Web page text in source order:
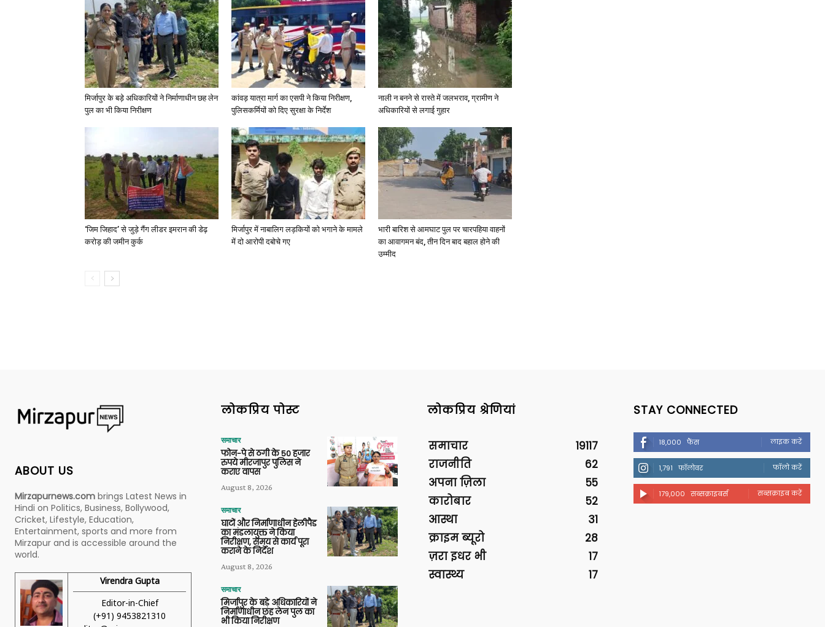
मिर्जापुर के बड़े अधिकारियों ने निर्माणाधीन छह लेन
पुल का भी किया निरीक्षण
कांवड़ यात्रा मार्ग का एसपी ने किया निरीक्षण,
पुलिसकर्मियों को दिए सुरक्षा के निर्देश
नाली न बनने से रास्ते में जलभराव, ग्रामीण ने
अधिकारियों से लगाई गुहार
‘जिम जिहाद’ से जुड़े गैंग लीडर इमरान की डेढ़
करोड़ की जमीन कुर्क
मिर्जापुर में नाबालिग लड़कियों को भगाने के मामले
में दो आरोपी दबोचे गए
भारी बारिश से आमघाट पुल पर चारपहिया वाहनों
का आवागमन बंद, तीन दिन बाद बहाल होने की
उम्मीद
ABOUT US
Mirzapurnews.com brings Latest News in
Hindi on Politics, Business, Bollywood,
Cricket, Lifestyle, Education,
Entertainment, sports and more from
Mirzapur and is accessible around the
world.
Virendra Gupta
Editor-in-Chief
(+91) 9453821310
लोकप्रिय पोस्ट
समाचार
फोन-पे से ठगी के 50 हजार
रुपये मीरजापुर पुलिस ने
कराए वापस
August 8, 2026
समाचार
घाटों और निर्माणाधीन हेलीपैड
का मंडलायुक्त ने किया
निरीक्षण, समय से कार्य पूरा
कराने के निर्देश
August 8, 2026
समाचार
मिर्जापुर के बड़े अधिकारियों ने
निर्माणाधीन छह लेन पुल का
भी किया निरीक्षण
लोकप्रिय श्रेणियां
समाचार
19117
राजनीति
62
अपना ज़िला
55
कारोबार
52
आस्था
31
क्राइम ब्यूरो
28
ज़रा इधर भी
17
स्वास्थ्य
17
STAY CONNECTED
18,000 फैंस लाइक करें
1,791 फॉलोवर फॉलो करें
179,000 सब्सक्राइबर्स सब्सक्राइब करें